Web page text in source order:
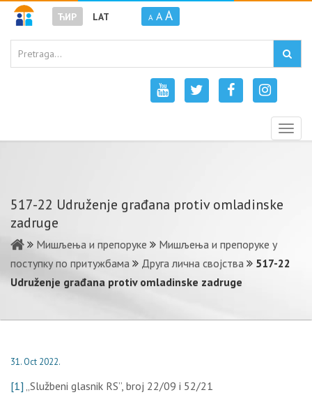
ЋИР LAT A A A
517-22 Udruženje građana protiv omladinske
zadruge
Мишљења и препоруке
Мишљења и препоруке у
поступку по притужбама
Друга лична својства
517-22
Udruženje građana protiv omladinske zadruge
31. Oct 2022.
[1] „Službeni glasnik RS”, broj 22/09 i 52/21